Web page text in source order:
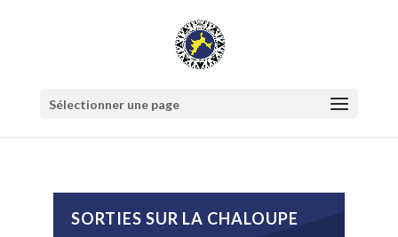
Sélectionner une page
SORTIES SUR LA CHALOUPE